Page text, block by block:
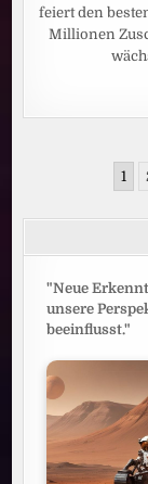
feiert den
Millionen
1
"Neue
unsere
beeinflusst."